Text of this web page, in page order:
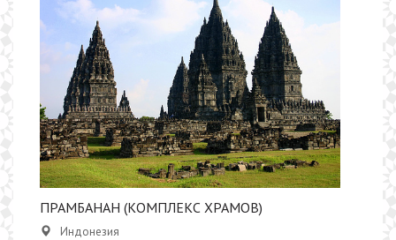
​ПРАМБАНАН (КОМПЛЕКС ХРАМОВ)
Индонезия